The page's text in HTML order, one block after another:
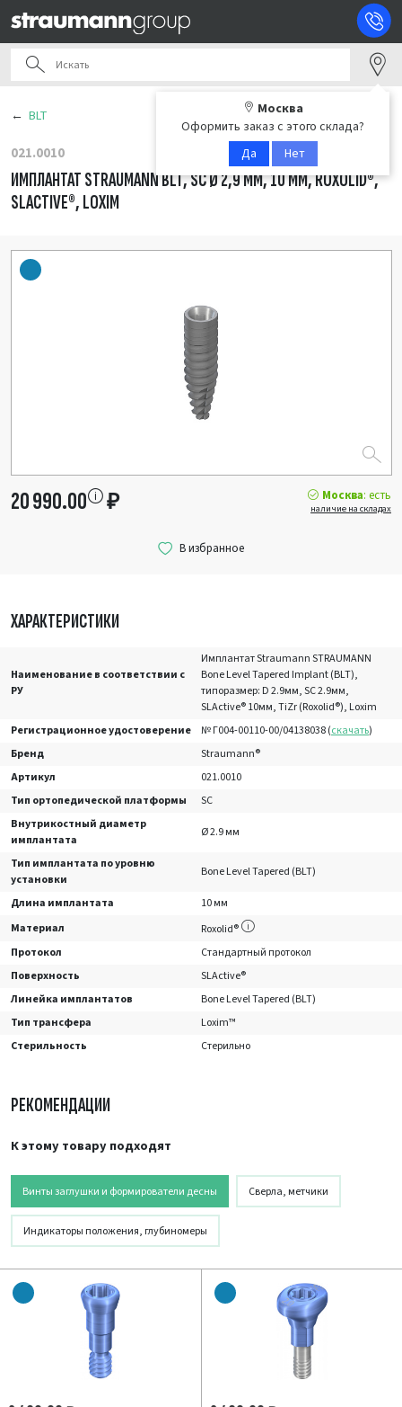
Москва
Оформить заказ с этого склада?
Да
Нет
BLT
021.0010
ИМПЛАНТАТ STRAUMANN BLT, SC Ø 2,9 ММ, 10 ММ, ROXOLID®,
SLACTIVE®, LOXIM
ХАРАКТЕРИСТИКИ
Наименование в соответствии с
РУ
Имплантат Straumann STRAUMANN
Bone Level Tapered Implant (BLT),
типоразмер: D 2.9мм, SC 2.9мм,
SLActive® 10мм, TiZr (Roxolid®), Loxim
Регистрационное удостоверение
№ Г004-00110-00/04138038 (скачать)
Бренд
Straumann®
Артикул
021.0010
Тип ортопедической платформы
SC
Внутрикостный диаметр
имплантата
Ø 2.9 мм
Тип имплантата по уровню
установки
Bone Level Tapered (BLT)
Длина имплантата
10 мм
Материал
Roxolid®
Протокол
Стандартный протокол
Поверхность
SLActive®
Линейка имплантатов
Bone Level Tapered (BLT)
Тип трансфера
Loxim™
Стерильность
Стерильно
20 990.00 ₽ Москва: есть
наличие на складах
РЕКОМЕНДАЦИИ
К этому товару подходят
Винты заглушки и формирователи десны Сверла, метчики
Индикаторы положения, глубиномеры